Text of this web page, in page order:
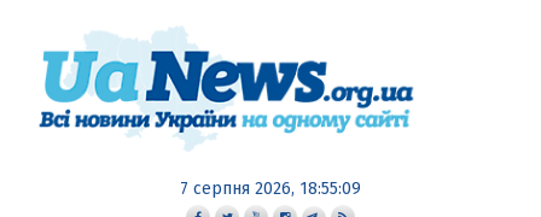
7 серпня 2026, 18:55:10